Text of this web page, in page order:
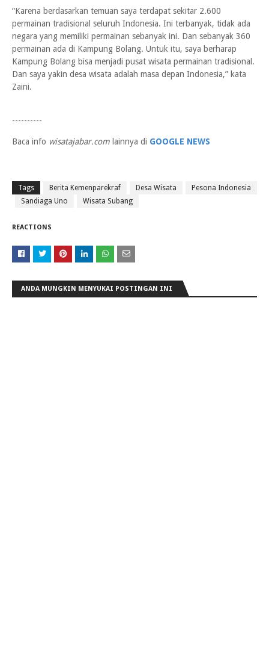
“Karena berdasarkan temuan saya terdapat sekitar 2.600
permainan tradisional seluruh Indonesia. Ini terbanyak, tidak ada
negara yang memiliki permainan sebanyak ini. Dan sebanyak 360
permainan ada di Kampung Bolang. Untuk itu, saya berharap
Kampung Bolang bisa menjadi pusat wisata permainan tradisional.
Dan saya yakin desa wisata adalah masa depan Indonesia,” kata
Zaini.
----------
Baca info wisatajabar.com lainnya di GOOGLE NEWS
Tags Berita Kemenparekraf Desa Wisata
Pesona Indonesia
Sandiaga Uno
Wisata Subang
REACTIONS
ANDA MUNGKIN MENYUKAI POSTINGAN INI